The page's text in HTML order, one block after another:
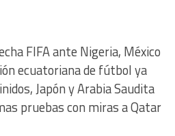
FIFA ante Nigeria, México
ecuatoriana de fútbol ya
Japón y Arabia Saudita
pruebas con miras a Qatar